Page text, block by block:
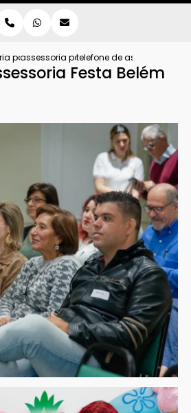
para evento
assessoria para festatelefone de assessoria
Festa Belém